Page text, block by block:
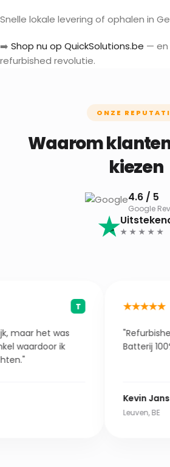
Snelle lokale levering of ophalen in
➡️ Shop nu op QuickSolutions.be — en
refurbished revolutie.
ONZE
Waarom
kiezen
4.6 / 5
Google
★ ★ ★ ★ ★
★★★★★
"Refurbished iPhone 14
Batterij 100% en geen krasje."